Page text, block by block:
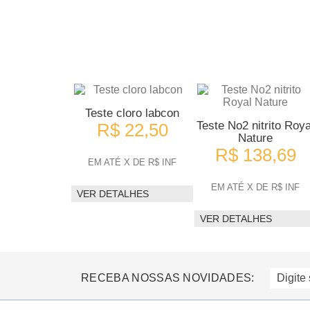
Teste cloro labcon
R$ 22,50
EM ATÉ X DE R$ INF
VER DETALHES
Teste No2 nitrito
Nature
R$ 138,69
EM ATÉ X DE R$ INF
VER DETALHES
RECEBA NOSSAS NOVIDADES: